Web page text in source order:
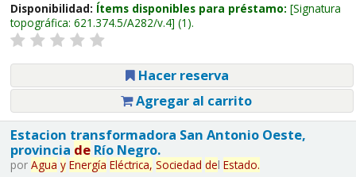
Disponibilidad: Ítems disponibles para préstamo: Signatura
topográfica: 621.374.5/A282/v.4 (1).
Hacer reserva
Agregar al carrito
Estacion transformadora San Antonio Oeste,
provincia deRío Negro.
por Agua y Energía Eléctrica, Sociedad del Estado.